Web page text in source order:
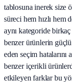
tablosuna inerek size
süreci hem hızlı
aynı kategoride
benzer ürünlerin
eden seçim
benzer içerikli
etkileyen farklar bu